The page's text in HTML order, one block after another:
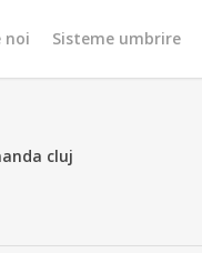
noi Sisteme umbrire
cluj